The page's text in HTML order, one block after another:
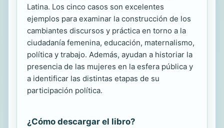
Latina. Los cinco casos son excelentes
ejemplos para examinar la construcción de los
cambiantes discursos y práctica en torno a la
ciudadanía femenina, educación, maternalismo,
política y trabajo. Además, ayudan a historiar la
presencia de las mujeres en la esfera pública y
a identificar las distintas etapas de su
participación política.
¿Cómo descargar el libro?